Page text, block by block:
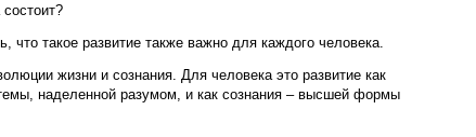
что такое развитие также важно для каждого человека.
жизни и сознания. Для человека это развитие как
наделенной разумом, и как сознания – высшей формы